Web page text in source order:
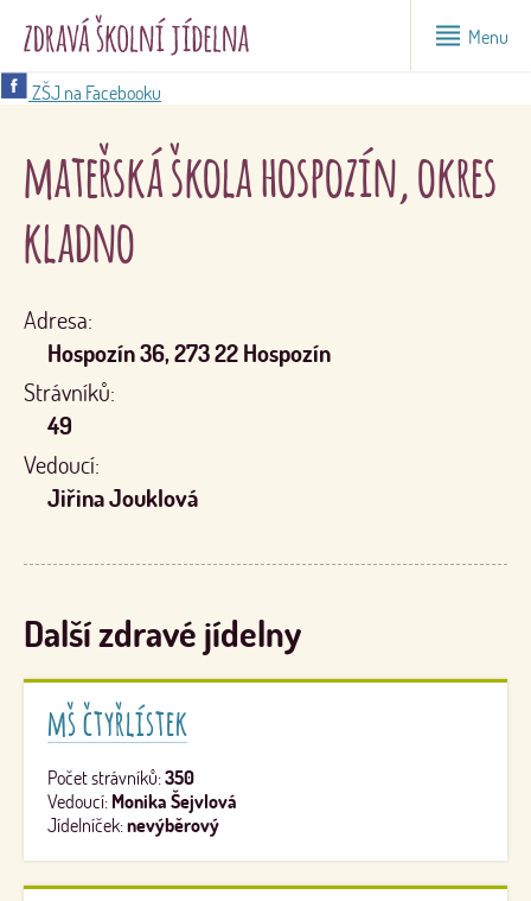
Menu
ZŠJ na Facebooku
mateřská škola hospozín, okres
kladno
Adresa:
Hospozín 36, 273 22 Hospozín
Strávníků:
49
Vedoucí:
Jiřina Jouklová
Další zdravé jídelny
mš čtyřlístek
Počet strávníků:350
Vedoucí: Monika Šejvlová
Jídelníček:nevýběrový